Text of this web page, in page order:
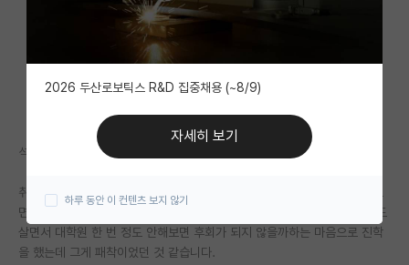
IF 명예의전당
자유 게시판(아무개랩)
미국 유학 게시판
미국 대학원 합격 후기 게시판
대학원 합격 후기 게시판
연구실(PI) 홍보 게시판
석사 3학기가 마무리되는 상황에서 석사과정을 끝내려고 합니다.
취업 스펙을 위해 있었던 반년 정도의 학부 연구생 기간동안 연구실에 있으
면서 크게 이 분야가 저에게 맞는 옷은 아니라고 생각은 했습니다만, 그래도
살면서 대학원 한 번 정도 안해보면 후회가 되지 않을까하는 마음으로 진학
을 했는데 그게 패착이었던 것 같습니다.
2026 두산로보틱스 R&D 집중채용 (~8/9)
자세히 보기
하루 동안 이 컨텐츠 보지 않기